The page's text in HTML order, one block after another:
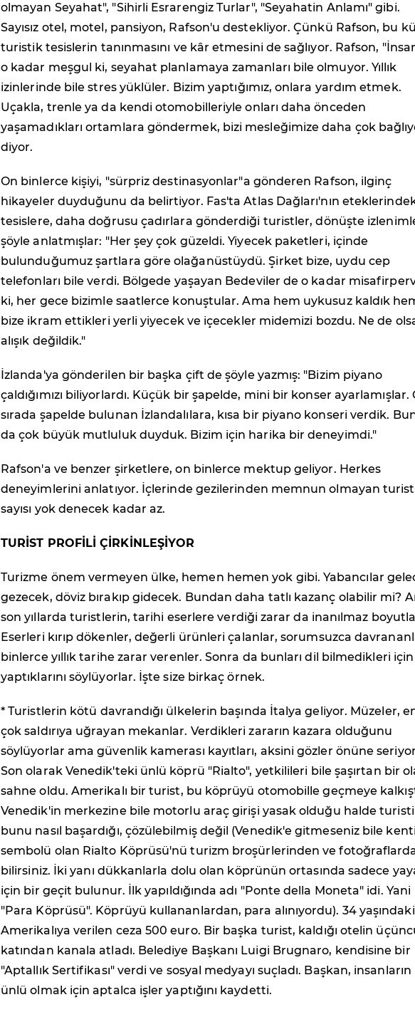
olmayan Seyahat", "Sihirli Esrarengiz Turlar", "Seyahatin Anlamı" gibi.
Sayısız otel, motel, pansiyon, Rafson'u destekliyor. Çünkü Rafson, bu
turistik tesislerin tanınmasını ve kâr etmesini de sağlıyor. Rafson,
o kadar meşgul ki, seyahat planlamaya zamanları bile olmuyor. Yıllık
izinlerinde bile stres yüklüler. Bizim yaptığımız, onlara yardım etmek.
Uçakla, trenle ya da kendi otomobilleriyle onları daha önceden
yaşamadıkları ortamlara göndermek, bizi mesleğimize daha çok
diyor.
On binlerce kişiyi, "sürpriz destinasyonlar"a gönderen Rafson, ilginç
hikayeler duyduğunu da belirtiyor. Fas'ta Atlas Dağları'nın
tesislere, daha doğrusu çadırlara gönderdiği turistler, dönüşte
şöyle anlatmışlar: "Her şey çok güzeldi. Yiyecek paketleri, içinde
bulunduğumuz şartlara göre olağanüstüydü. Şirket bize, uydu cep
telefonları bile verdi. Bölgede yaşayan Bedeviler de o kadar
ki, her gece bizimle saatlerce konuştular. Ama hem uykusuz kaldık
bize ikram ettikleri yerli yiyecek ve içecekler midemizi bozdu. Ne de
alışık değildik."
İzlanda'ya gönderilen bir başka çift de şöyle yazmış: "Bizim piyano
çaldığımızı biliyorlardı. Küçük bir şapelde, mini bir konser ayarlamışlar.
sırada şapelde bulunan İzlandalılara, kısa bir piyano konseri verdik.
da çok büyük mutluluk duyduk. Bizim için harika bir deneyimdi."
Rafson'a ve benzer şirketlere, on binlerce mektup geliyor. Herkes
deneyimlerini anlatıyor. İçlerinde gezilerinden memnun olmayan turist
sayısı yok denecek kadar az.
TURİST PROFİLİ ÇİRKİNLEŞİYOR
Turizme önem vermeyen ülke, hemen hemen yok gibi. Yabancılar
gezecek, döviz bırakıp gidecek. Bundan daha tatlı kazanç olabilir mi?
son yıllarda turistlerin, tarihi eserlere verdiği zarar da inanılmaz
Eserleri kırıp dökenler, değerli ürünleri çalanlar, sorumsuzca
binlerce yıllık tarihe zarar verenler. Sonra da bunları dil bilmedikleri için
yaptıklarını söylüyorlar. İşte size birkaç örnek.
* Turistlerin kötü davrandığı ülkelerin başında İtalya geliyor. Müzeler,
çok saldırıya uğrayan mekanlar. Verdikleri zararın kazara olduğunu
söylüyorlar ama güvenlik kamerası kayıtları, aksini gözler önüne
Son olarak Venedik'teki ünlü köprü "Rialto", yetkilileri bile şaşırtan bir
sahne oldu. Amerikalı bir turist, bu köprüyü otomobille geçmeye
Venedik'in merkezine bile motorlu araç girişi yasak olduğu halde
bunu nasıl başardığı, çözülebilmiş değil (Venedik'e gitmeseniz bile
sembolü olan Rialto Köprüsü'nü turizm broşürlerinden ve
bilirsiniz. İki yanı dükkanlarla dolu olan köprünün ortasında sadece
için bir geçit bulunur. İlk yapıldığında adı "Ponte della Moneta" idi. Yani
"Para Köprüsü". Köprüyü kullananlardan, para alınıyordu). 34 yaşındaki
Amerikalıya verilen ceza 500 euro. Bir başka turist, kaldığı otelin
katından kanala atladı. Belediye Başkanı Luigi Brugnaro, kendisine bir
"Aptallık Sertifikası" verdi ve sosyal medyayı suçladı. Başkan, insanların
ünlü olmak için aptalca işler yaptığını kaydetti.